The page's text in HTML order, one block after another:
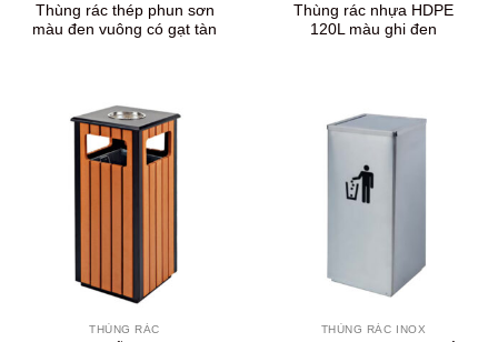
Thùng rác thép phun sơn
màu đen vuông có gạt tàn
Thùng rác nhựa HDPE
120L màu ghi đen
THÙNG RÁC THÙNG RÁC INOX